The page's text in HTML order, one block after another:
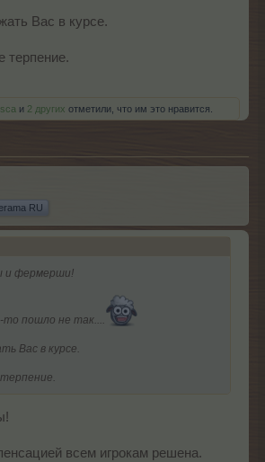
Вас в курсе.
терпение.
и 2 других отметили, что им это нравится.
RU
и фермерши!
то пошло не так....
Вас в курсе.
всем игрокам решена.